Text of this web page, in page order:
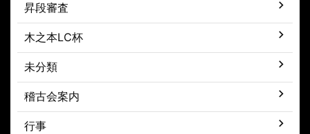
昇段審査
木之本LC杯
未分類
稽古会案内
行事